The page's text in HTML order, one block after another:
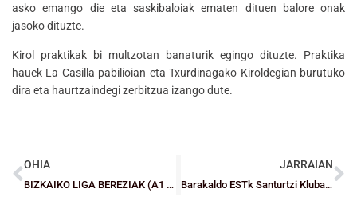
asko emango die eta saskibaloiak ematen dituen balore onak
jasoko dituzte.
Kirol praktikak bi multzotan banaturik egingo dituzte. Praktika
hauek La Casilla pabilioian eta Txurdinagako Kiroldegian burutuko
dira eta haurtzaindegi zerbitzua izango dute.
OHIA
BIZKAIKO LIGA BEREZIAK (A1 eta A2): Tourne Berrio Otxoa (GG), Unamuno (EG), Tabirako (GK) eta Gernika (EK) lehen itzulia bukatu eta gero liderrak
JARRAIAN
Barakaldo ESTk Santurtzi Kluba omenduko du bere 30. Urteurrenean